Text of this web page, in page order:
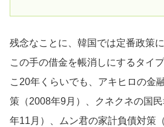
残念なことに、韓国では定番政策
この手の借金を帳消しにするタイ
こ20年くらいでも、アキヒロの金
策（2008年9月）、クネクネの国
年11月）、ムン君の家計負債対策